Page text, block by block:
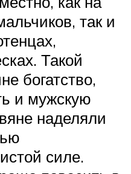
так и
Такой
богатство,
и мужскую
наделяли
силе.